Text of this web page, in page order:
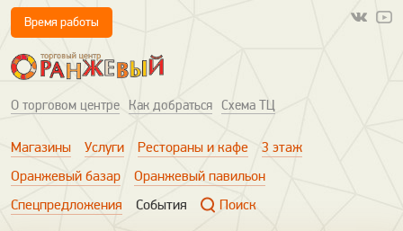
О торговом центре Как добраться Схема ТЦ
Время работы
Магазины Услуги Рестораны и кафе
3 этаж
Оранжевый базар
Оранжевый павильон
Спецпредложения
События Поиск